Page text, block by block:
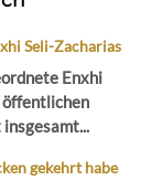
Seli-Zacharias
Enxhi
öffentlichen
gekehrt habe